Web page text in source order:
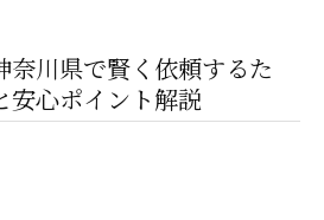
奈川県で賢く依頼するた
安心ポイント解説